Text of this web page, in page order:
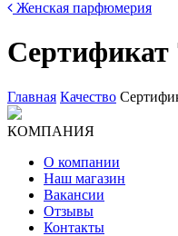
Женская парфюмерия
Сертификат
Главная Качество
КОМПАНИЯ
О компании
Наш магазин
Вакансии
Отзывы
Контакты